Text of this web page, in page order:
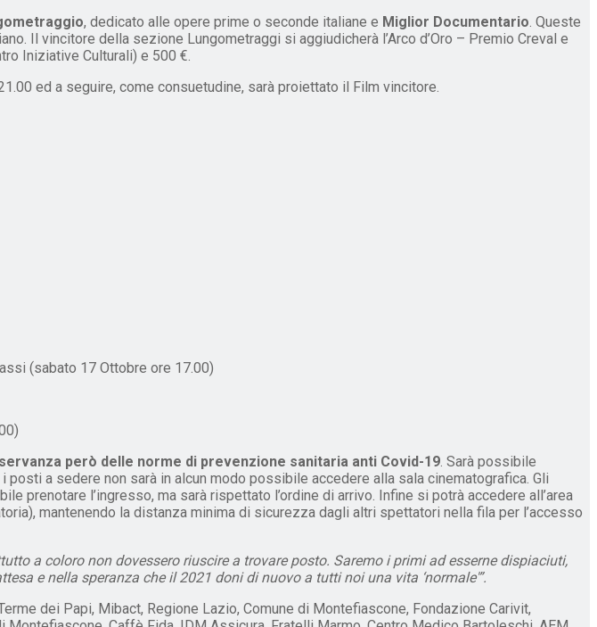
, dedicato alle opere prime o seconde italiane e Miglior Documentario. Queste
Il vincitore della sezione Lungometraggi si aggiudicherà l’Arco d’Oro – Premio Creval e
Iniziative Culturali) e 500 €.
ed a seguire, come consuetudine, sarà proiettato il Film vincitore.
(sabato 17 Ottobre ore 17.00)
però delle norme di prevenzione sanitaria anti Covid-19. Sarà possibile
a sedere non sarà in alcun modo possibile accedere alla sala cinematografica. Gli
prenotare l’ingresso, ma sarà rispettato l’ordine di arrivo. Infine si potrà accedere all’area
mantenendo la distanza minima di sicurezza dagli altri spettatori nella fila per l’accesso
a coloro non dovessero riuscire a trovare posto. Saremo i primi ad esserne dispiaciuti,
e nella speranza che il 2021 doni di nuovo a tutti noi una vita ‘normale'”.
dei Papi, Mibact, Regione Lazio, Comune di Montefiascone, Fondazione Carivit,